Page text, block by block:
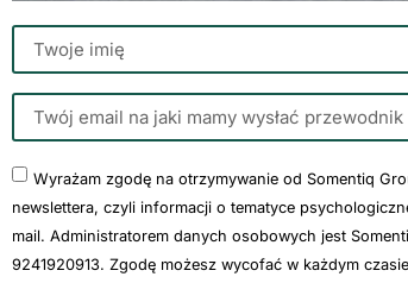
Wyrażam zgodę na otrzymywanie od Somentiq
newslettera, czyli informacji o tematyce
mail. Administratorem danych osobowych jest
9241920913. Zgodę możesz wycofać w każdym